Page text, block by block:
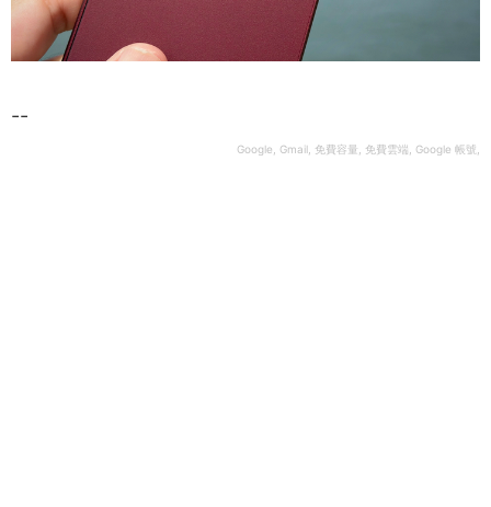
--
Google, Gmail, 免費容量, 免費雲端, Google 帳號,